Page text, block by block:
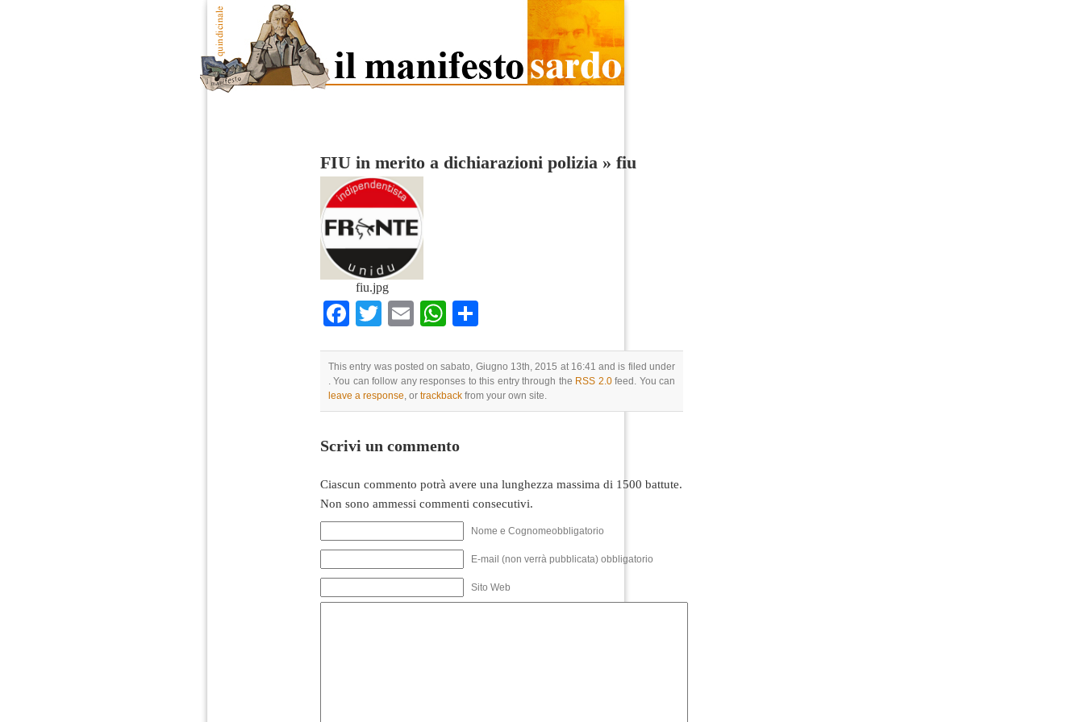
FIU in merito a dichiarazioni polizia » fiu
fiu.jpg
Facebook
TwitterEmailWhatsApp
This entry was posted on sabato, Giugno 13th, 2015 at 16:41 and is filed under
. You can follow any responses to this entry through the RSS 2.0feed. You can
leave a response, or trackback from your own site.
Scrivi un commento
Ciascun commento potrà avere una lunghezza massima di 1500 battute.
Non sono ammessi commenti consecutivi.
Nome e Cognomeobbligatorio
E-mail (non verrà pubblicata) obbligatorio
Sito Web